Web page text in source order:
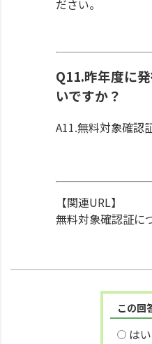
ださい。
Q11.昨年度に
いですか？
A11.無料対象確認
【関連URL】
無料対象確認証に
この回
はい